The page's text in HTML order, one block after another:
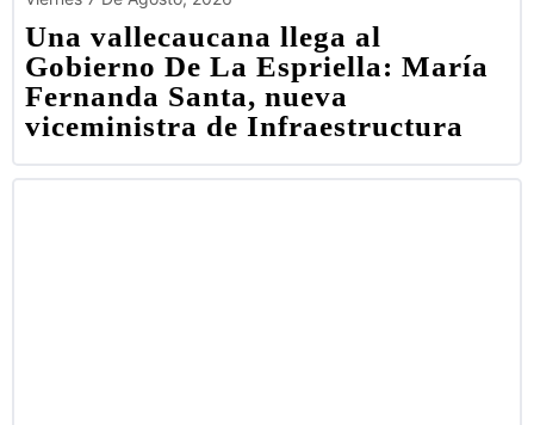
Una vallecaucana llega al
Gobierno De La Espriella: María
Fernanda Santa, nueva
viceministra de Infraestructura